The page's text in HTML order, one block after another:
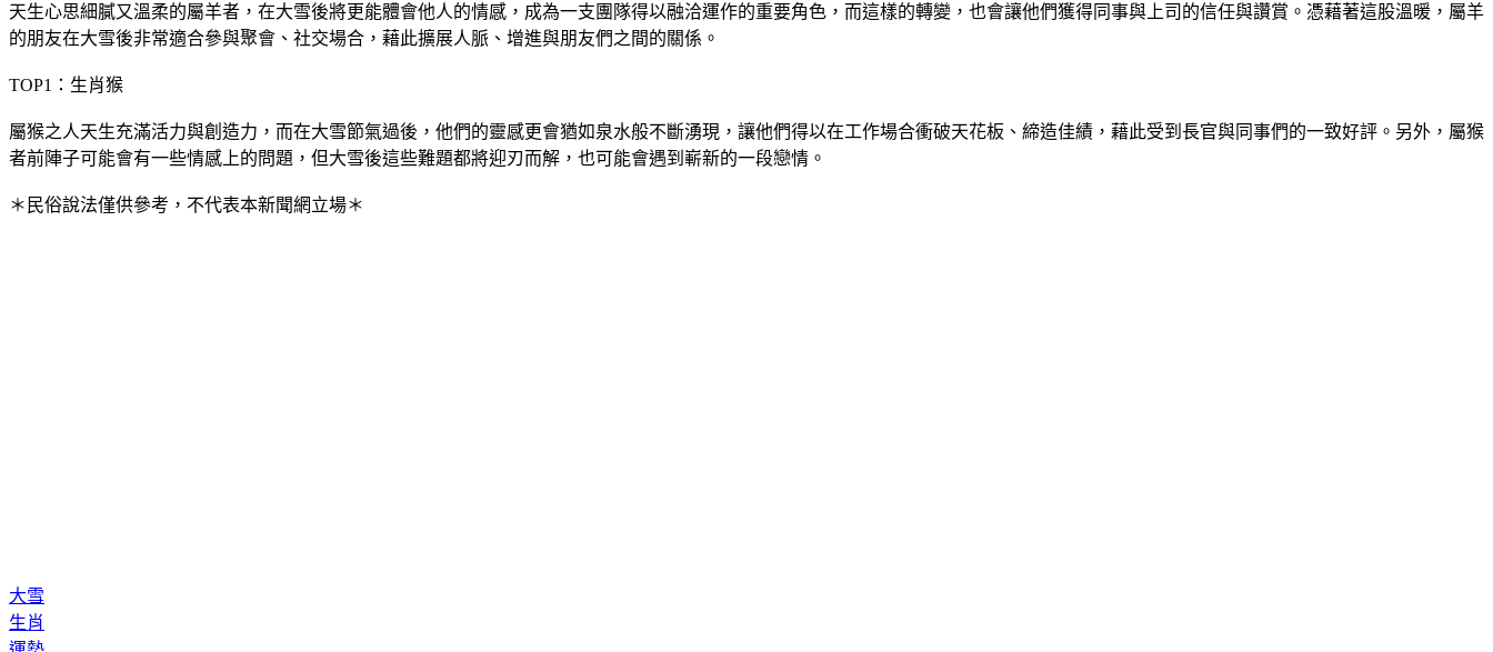
天生心思細膩又溫柔的屬羊者，在大雪後將更能體會他人的情感，成為一支團隊得以融洽運作的重要角色，而這樣的轉變，也會讓他們獲得同事與上司的信任與讚賞。憑藉著這股溫暖，屬羊
的朋友在大雪後非常適合參與聚會、社交場合，藉此擴展人脈、增進與朋友們之間的關係。
TOP1：生肖猴
屬猴之人天生充滿活力與創造力，而在大雪節氣過後，他們的靈感更會猶如泉水般不斷湧現，讓他們得以在工作場合衝破天花板、締造佳績，藉此受到長官與同事們的一致好評。另外，屬猴
者前陣子可能會有一些情感上的問題，但大雪後這些難題都將迎刃而解，也可能會遇到嶄新的一段戀情。
＊民俗說法僅供參考，不代表本新聞網立場＊
大雪
生肖